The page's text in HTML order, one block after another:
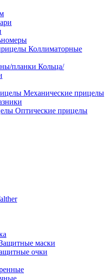
Коллиматорные
Кольца/
Механические прицелы
Оптические прицелы
маски
очки